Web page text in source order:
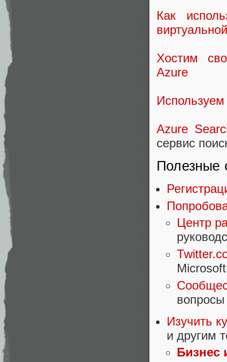
Как
Хостим
Azure
Azure
сервис
Полезные
Центр
вопросы
Изучить
и другим
Бизнес